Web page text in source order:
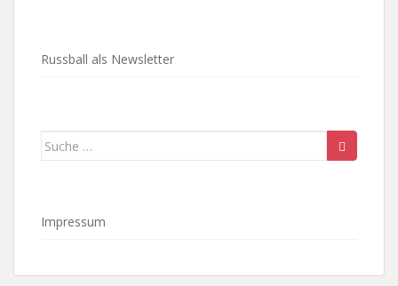
Russball als Newsletter
Suche
Impressum